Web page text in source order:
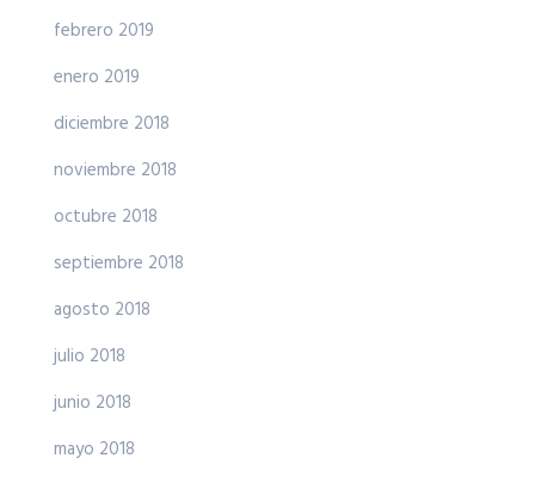
febrero 2019
enero 2019
diciembre 2018
noviembre 2018
octubre 2018
septiembre 2018
agosto 2018
julio 2018
junio 2018
mayo 2018